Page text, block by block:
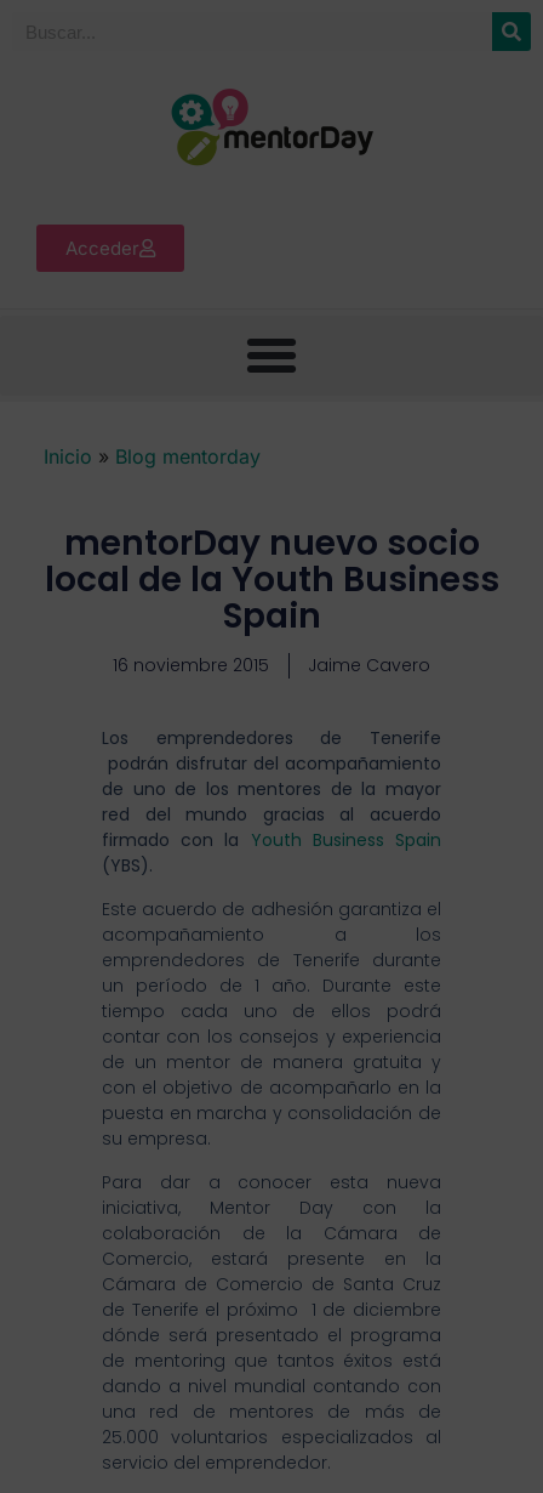
Acceder
Inicio » Blog mentorday
mentorDay nuevo socio
local de la Youth Business
Spain
16 noviembre 2015 Jaime Cavero
Los emprendedores de Tenerife
podrán disfrutar del acompañamiento
de uno de los mentores de la mayor
red del mundo gracias al acuerdo
firmado con la Youth Business Spain
(YBS).
Este acuerdo de adhesión garantiza el
acompañamiento a los
emprendedores de Tenerife durante
un período de 1 año. Durante este
tiempo cada uno de ellos podrá
contar con los consejos y experiencia
de un mentor de manera gratuita y
con el objetivo de acompañarlo en la
puesta en marcha y consolidación de
su empresa.
Para dar a conocer esta nueva
iniciativa, Mentor Day con la
colaboración de la Cámara de
Comercio, estará presente en la
Cámara de Comercio de Santa Cruz
de Tenerife el próximo 1 de diciembre
dónde será presentado el programa
de mentoring que tantos éxitos está
dando a nivel mundial contando con
una red de mentores de más de
25.000 voluntarios especializados al
servicio del emprendedor.